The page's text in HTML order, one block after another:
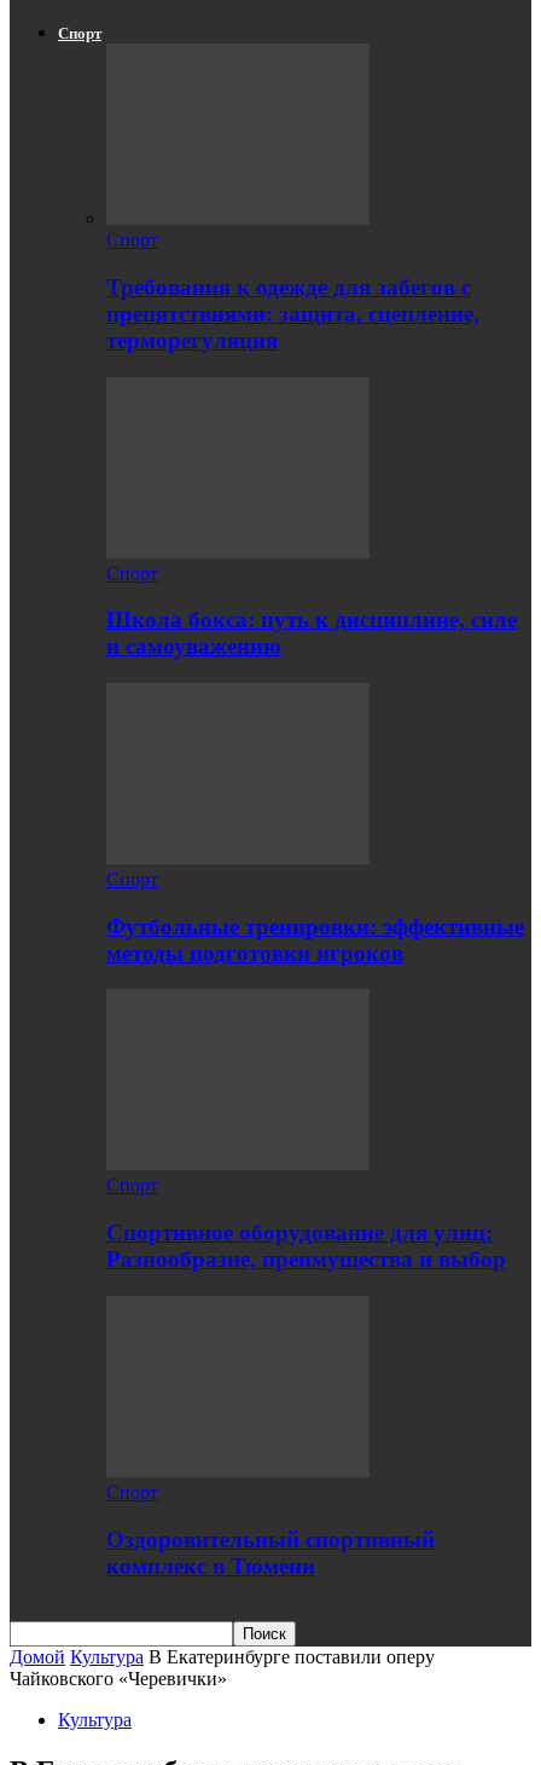
Спорт
Спорт
Требования к одежде для забегов с
препятствиями: защита, сцепление,
терморегуляция
Спорт
Школа бокса: путь к дисциплине, силе
и самоуважению
Спорт
Футбольные тренировки: эффективные
методы подготовки игроков
Спорт
Спортивное оборудование для улиц:
Разнообразие, преимущества и выбор
Спорт
Оздоровительный спортивный
комплекс в Тюмени
Домой Культура В Екатеринбурге поставили оперу
Чайковского «Черевички»
Культура